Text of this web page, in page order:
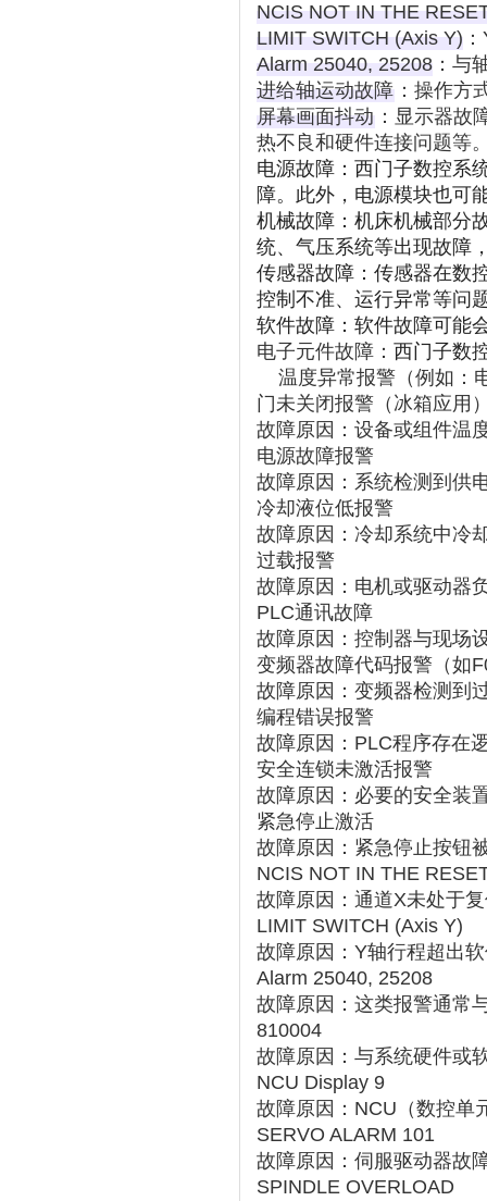
NCIS NOT IN THE
LIMIT SWITCH (Axis Y)
Alarm 25040, 25208 ：与
进给轴运动故障 ：操作方
屏幕画面抖动 ：显示器故
热不良和硬件连接问题等
电源故障：西门子数控系
障。此外，电源模块也可
机械故障：机床机械部分
统、气压系统等出现故障
传感器故障：传感器在数
控制不准、运行异常等问
软件故障：软件故障可能
电子元件故障： 西门子数
温度异常报警（例如：
门未关闭报警（冰箱应用
故障原因：设备或组件温
电源故障报警
故障原因：系统检测到供
冷却液位低报警
故障原因：冷却系统中冷
过载报警
故障原因：电机或驱动器
PLC通讯故障
故障原因：控制器与现场
变频器故障代码报警（如
故障原因：变频器检测到
编程错误报警
故障原因：PLC程序存在
安全连锁未激活报警
故障原因：必要的安全装
紧急停止激活
故障原因：紧急停止按钮
NCIS NOT IN THE
故障原因：通道X未处于
LIMIT SWITCH (Axis Y)
故障原因：Y轴行程超出
Alarm 25040, 25208
故障原因：这类报警通常
810004
故障原因：与系统硬件或
NCU Display 9
故障原因：NCU（数控单
SERVO ALARM 101
故障原因：伺服驱动器故
SPINDLE OVERLOAD